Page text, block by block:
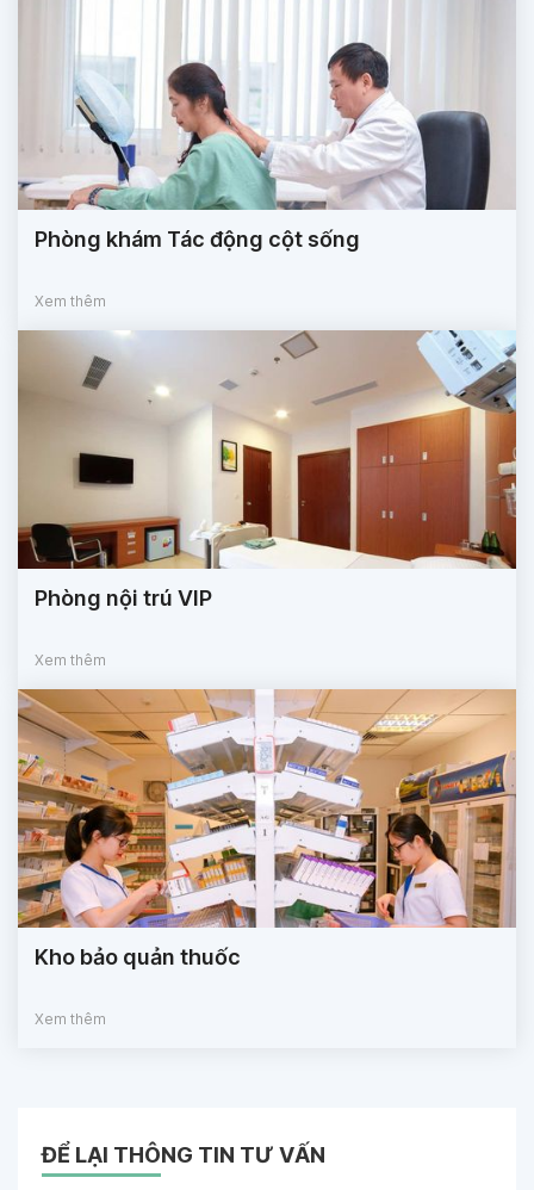
Phòng khám Tác động cột sống
Xem thêm
Phòng nội trú VIP
Xem thêm
Kho bảo quản thuốc
Xem thêm
ĐỂ LẠI THÔNG TIN TƯ VẤN